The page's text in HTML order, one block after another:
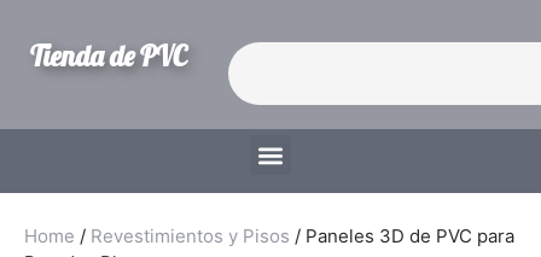
Tienda de PVC
Home / Revestimientos y Pisos / Paneles 3D de PVC para